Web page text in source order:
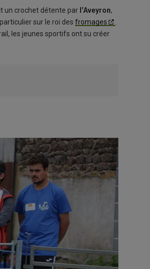
un crochet détente par l’Aveyron,
sur le roi des fromages
les jeunes sportifs ont su créer